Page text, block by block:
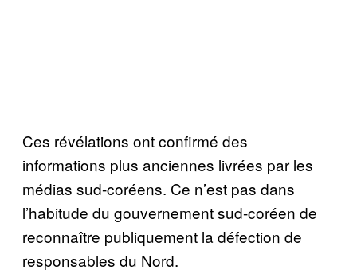
Ces révélations ont confirmé des
informations plus anciennes livrées par les
médias sud-coréens. Ce n’est pas dans
l’habitude du gouvernement sud-coréen de
reconnaître publiquement la défection de
responsables du Nord.